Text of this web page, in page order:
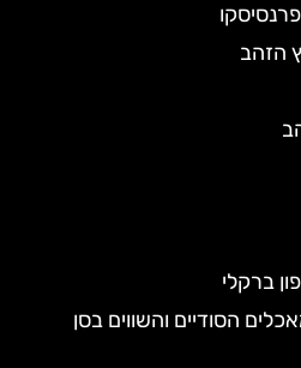
הזהב
הסודיים והשווים בסן